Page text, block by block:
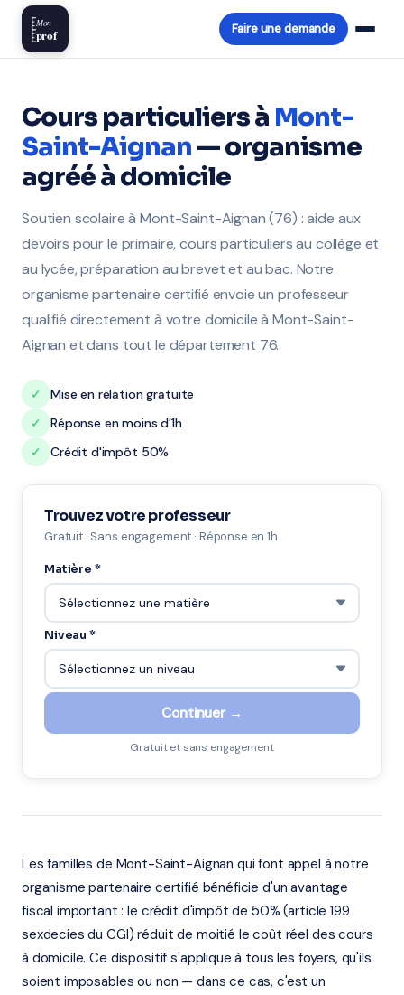
Mon
prof Faire une demande
Cours particuliers à Mont-
Saint-Aignan — organisme
agréé à domicile
Soutien scolaire à Mont-Saint-Aignan (76) : aide aux
devoirs pour le primaire, cours particuliers au collège et
au lycée, préparation au brevet et au bac. Notre
organisme partenaire certifié envoie un professeur
qualifié directement à votre domicile à Mont-Saint-
Aignan et dans tout le département 76.
✓
Mise en relation gratuite
✓
Réponse en moins d'1h
✓
Crédit d'impôt 50%
Trouvez votre professeur
Gratuit · Sans engagement · Réponse en 1h
Matière *
Niveau *
Continuer →
Gratuit et sans engagement
Les familles de Mont-Saint-Aignan qui font appel à notre
organisme partenaire certifié bénéficie d'un avantage
fiscal important : le crédit d'impôt de 50% (article 199
sexdecies du CGI) réduit de moitié le coût réel des cours
à domicile. Ce dispositif s'applique à tous les foyers, qu'ils
soient imposables ou non — dans ce cas, c'est un